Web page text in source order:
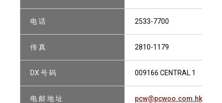
电 话 2533-7700
传 真 2810-1179
DX 号 码 009166 CENTRAL 1
电 邮 地 址 pcw@pcwoo.com.hk